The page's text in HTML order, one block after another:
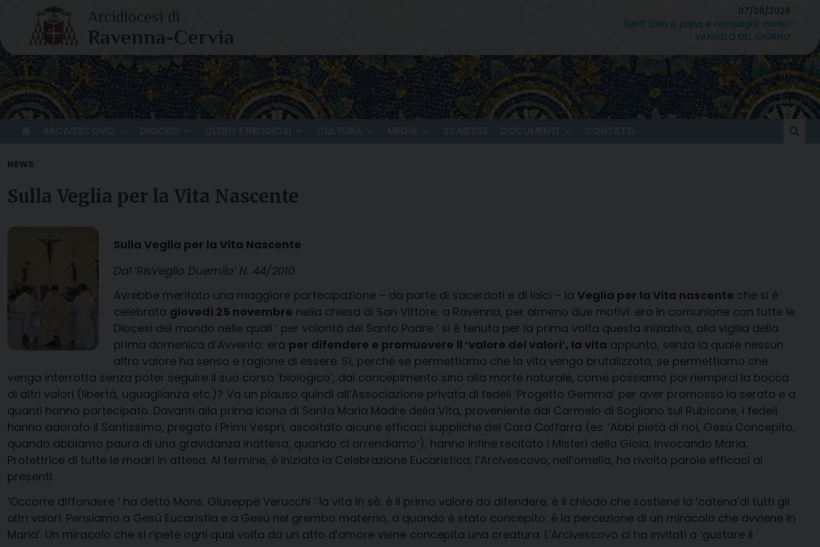
content
07/08/2026
Santi Sisto II, papa, e compagni, martiri
VANGELO DEL GIORNO
NEWS
Sulla Veglia per la Vita Nascente
Sulla Veglia per la Vita Nascente
Dal ‘RisVeglio Duemila’ N. 44/2010
Avrebbe meritato una maggiore partecipazione – da parte di sacerdoti e di laici – la Veglia per la Vita nascente che si è
celebrata giovedì 25 novembre nella chiesa di San Vittore, a Ravenna, per almeno due motivi: era in comunione con tutte le
Diocesi del mondo nelle quali ‘ per volontà del Santo Padre ‘ si è tenuta per la prima volta questa iniziativa, alla vigilia della
prima domenica d’Avvento; era per difendere e promuovere il ‘valore dei valori’, la vita appunto, senza la quale nessun
altro valore ha senso e ragione di essere. Sì, perché se permettiamo che la vita venga brutalizzata, se permettiamo che
venga interrotta senza poter seguire il suo corso ‘biologico’, dal concepimento sino alla morte naturale, come possiamo poi riempirci la bocca
di altri valori (libertà, uguaglianza etc.)? Va un plauso quindi all’Associazione privata di fedeli ‘Progetto Gemma’ per aver promosso la serata e a
quanti hanno partecipato. Davanti alla prima icona di Santa Maria Madre della Vita, proveniente dal Carmelo di Sogliano sul Rubicone, i fedeli
hanno adorato il Santissimo, pregato i Primi Vespri, ascoltato alcune efficaci suppliche del Card Caffarra (es. ‘Abbi pietà di noi, Gesù Concepito,
quando abbiamo paura di una gravidanza inattesa, quando ci arrendiamo’), hanno infine recitato i Misteri della Gioia, invocando Maria,
Protettrice di tutte le madri in attesa. Al termine, è iniziata la Celebrazione Eucaristica; l’Arcivescovo, nell’omelia, ha rivolto parole efficaci ai
presenti.
‘Occorre diffondere ‘ ha detto Mons. Giuseppe Verucchi ‘ la vita in sé; è il primo valore da difendere, è il chiodo che sostiene la ‘catena’di tutti gli
altri valori. Pensiamo a Gesù Eucaristia e a Gesù nel grembo materno, a quando è stato concepito: è la percezione di un miracolo che avviene in
Maria’. Un miracolo che si ripete ogni qual volta da un atto d’amore viene concepita una creatura. L’Arcivescovo ci ha invitati a ‘gustare il